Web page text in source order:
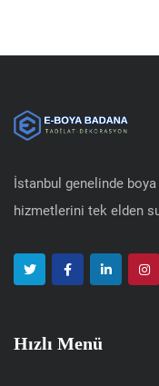
İstanbul genelinde
hizmetlerini tek elden
Hızlı Menü